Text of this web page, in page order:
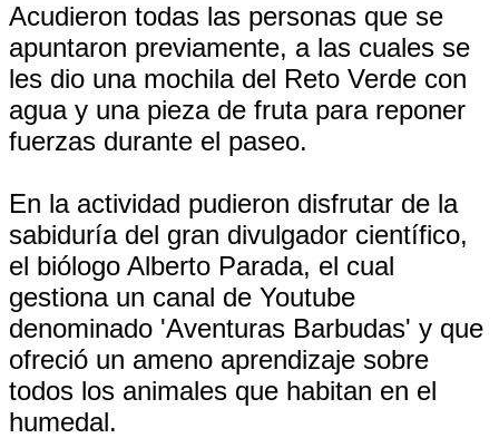
Acudieron todas las personas que se
apuntaron previamente, a las cuales se
les dio una mochila del Reto Verde con
agua y una pieza de fruta para reponer
fuerzas durante el paseo.
En la actividad pudieron disfrutar de la
sabiduría del gran divulgador científico,
el biólogo Alberto Parada, el cual
gestiona un canal de Youtube
denominado 'Aventuras Barbudas' y que
ofreció un ameno aprendizaje sobre
todos los animales que habitan en el
humedal.